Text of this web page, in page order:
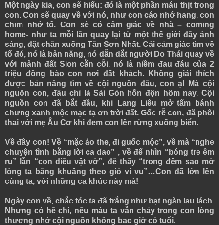
Một ngày kia, con sẽ hiểu: đó là một phần máu thịt trong
con. Con sẽ quay về với nó, như con cáo nhớ hang, con
chim nhớ tổ. Con sẽ có cảm giác về nhà – coming
home- như ta mỗi lần quay lại từ một thế giới đầy ánh
sáng, đặt chân xuống Tân Sơn Nhất. Cái cảm giác tìm về
tổ đó, nó là bản năng, nó dẫn dắt người Do Thái quay về
với mảnh đất Sion cằn cỗi, nó là niềm đau đáu của 2
triệu đồng bào con nơi đất khách. Không giải thích
được bản năng tìm về cội nguồn đâu, con ạ! Mà cội
nguồn con, đâu chỉ là Sài Gòn hỗn độn hôm nay. Cội
nguồn con đã bắt đầu, khi Lang Liêu mở tấm bánh
chưng xanh mộc mạc tạ ơn trời đất. Gốc rễ con, đã phôi
thai với mẹ Âu Cơ khi đem con lên rừng xuống biển.
Về đây con! Về “mặc áo the, đi guốc mộc”, về mà “nghe
chuyện tình bằng lời ca dao” , về để nhìn “bóng tre êm
ru” lẫn “con diều vật vờ”, để thấy “trong đêm sao mờ
lòng ta bâng khuâng theo gió vi vu”…Con đã lớn lên
cùng ta, với những ca khúc này mà!
Ngày con về, chắc tóc ta đã trắng như bạt ngàn lau lách.
Nhưng có hề chi, nếu máu ta vẫn chảy trong con lòng
thương nhớ cội nguồn không bao giờ có tuổi.